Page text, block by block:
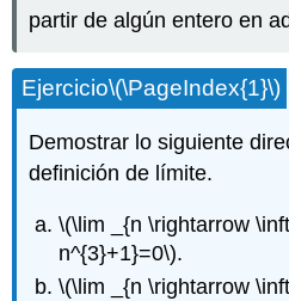
partir de algún entero en
Ejercicio\(\PageIndex{1}\)
Demostrar lo siguiente
definición de límite.
\(\lim _{n \rightarrow
n^{3}+1}=0\).
\(\lim _{n \rightarrow